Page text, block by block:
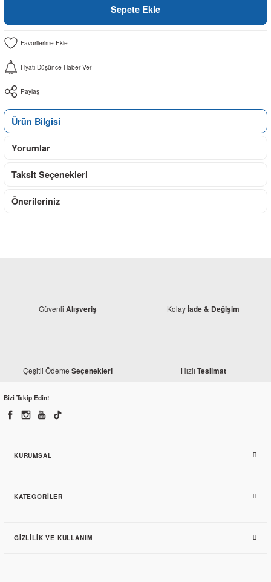
Sepete Ekle
Fiyatı Düşünce Haber Ver
Paylaş
Ürün Bilgisi
Yorumlar
Taksit Seçenekleri
Önerileriniz
Güvenli Alışveriş Kolayİade & Değişim
Çeşitli Ödeme Seçenekleri Hızlı Teslimat
Bizi Takip Edin!
KURUMSAL
KATEGORILER
GIZLILIK VE KULLANIM